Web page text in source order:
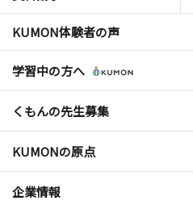
KUMON体験者の声
学習中の方へ
くもんの先生募集
KUMONの原点
企業情報